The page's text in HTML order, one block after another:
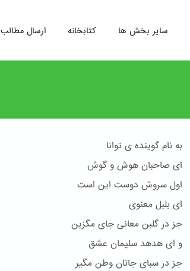
ارسال مطالب کتابخانه سایر بخش ها
به نام گوینده ی توانا
ای صاحبان هوش و گوش
اول سروش دوست این است
ای بلبل معنوی
جز در گلبن معانی جای مگزین
و ای هدهد سلیمان عشق
جز در سبای جانان وطن مگیر